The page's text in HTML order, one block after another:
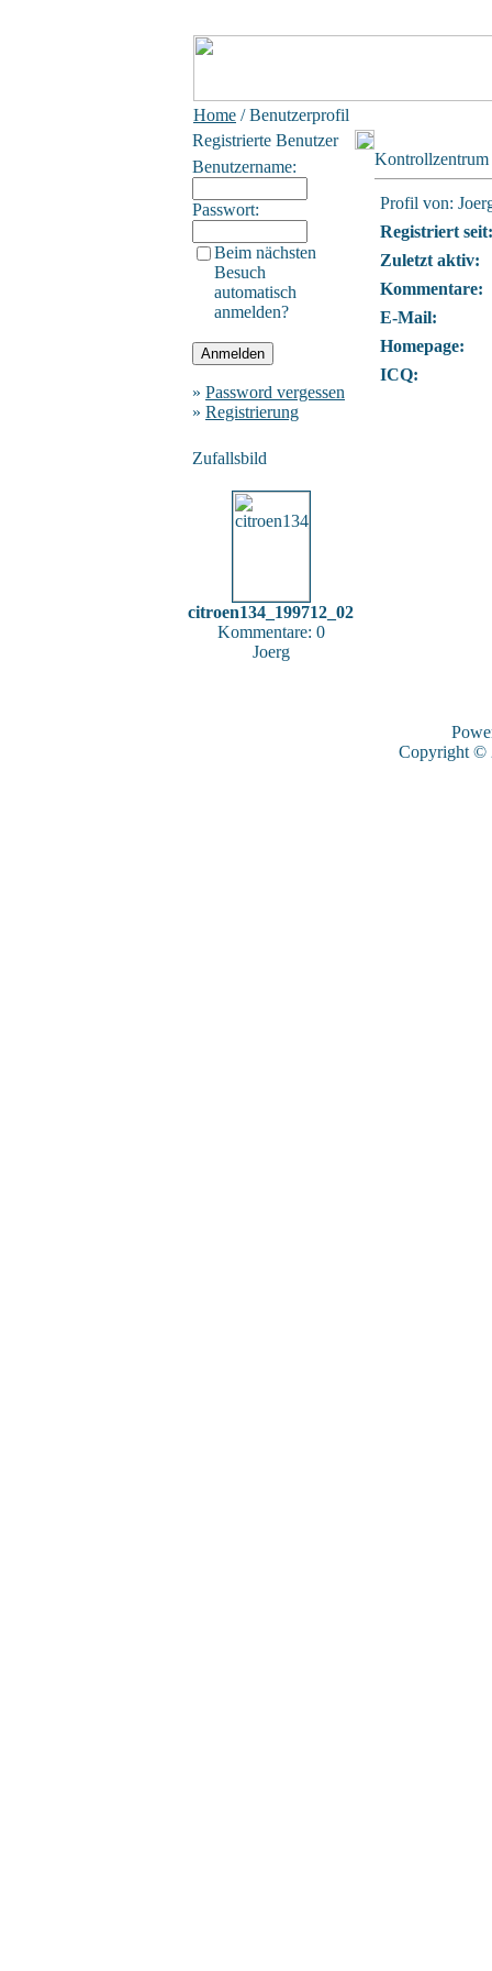
Home / Benutzerprofil
Registrierte Benutzer
Benutzername:
Passwort:
Beim nächsten
Besuch
automatisch
anmelden?
» Password vergessen
» Registrierung
Zufallsbild
citroen134_199712_02
Kommentare: 0
Joerg
Kontrollzentrum
Profil von:
Registriert seit:
Zuletzt aktiv:
Kommentare:
E-Mail:
Homepage:
ICQ:
Copyright ©